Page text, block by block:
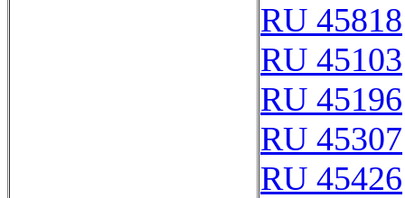
RU 45818
RU 45103
RU 45196
RU 45307
RU 45426